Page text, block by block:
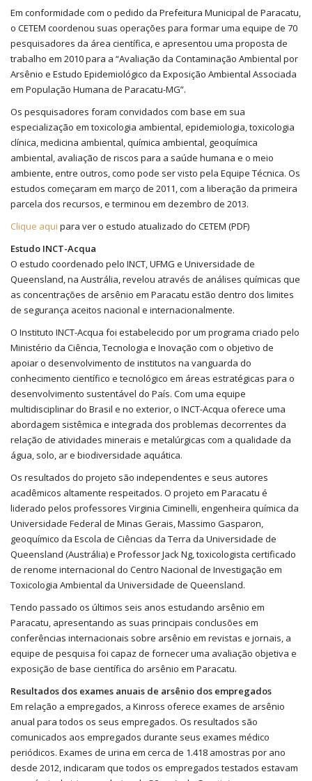
Em conformidade com o pedido da Prefeitura Municipal de Paracatu,
o CETEM coordenou suas operações para formar uma equipe de 70
pesquisadores da área científica, e apresentou uma proposta de
trabalho em 2010 para a “Avaliação da Contaminação Ambiental por
Arsênio e Estudo Epidemiológico da Exposição Ambiental Associada
em População Humana de Paracatu-MG”.
Os pesquisadores foram convidados com base em sua
especialização em toxicologia ambiental, epidemiologia, toxicologia
clínica, medicina ambiental, química ambiental, geoquímica
ambiental, avaliação de riscos para a saúde humana e o meio
ambiente, entre outros, como pode ser visto pela Equipe Técnica. Os
estudos começaram em março de 2011, com a liberação da primeira
parcela dos recursos, e terminou em dezembro de 2013.
Clique aqui para ver o estudo atualizado do CETEM (PDF)
Estudo INCT-Acqua
O estudo coordenado pelo INCT, UFMG e Universidade de
Queensland, na Austrália, revelou através de análises químicas que
as concentrações de arsênio em Paracatu estão dentro dos limites
de segurança aceitos nacional e internacionalmente.
O Instituto INCT-Acqua foi estabelecido por um programa criado pelo
Ministério da Ciência, Tecnologia e Inovação com o objetivo de
apoiar o desenvolvimento de institutos na vanguarda do
conhecimento científico e tecnológico em áreas estratégicas para o
desenvolvimento sustentável do País. Com uma equipe
multidisciplinar do Brasil e no exterior, o INCT-Acqua oferece uma
abordagem sistêmica e integrada dos problemas decorrentes da
relação de atividades minerais e metalúrgicas com a qualidade da
água, solo, ar e biodiversidade aquática.
Os resultados do projeto são independentes e seus autores
acadêmicos altamente respeitados. O projeto em Paracatu é
liderado pelos professores Virginia Ciminelli, engenheira química da
Universidade Federal de Minas Gerais, Massimo Gasparon,
geoquímico da Escola de Ciências da Terra da Universidade de
Queensland (Austrália) e Professor Jack Ng, toxicologista certificado
de renome internacional do Centro Nacional de Investigação em
Toxicologia Ambiental da Universidade de Queensland.
Tendo passado os últimos seis anos estudando arsênio em
Paracatu, apresentando as suas principais conclusões em
conferências internacionais sobre arsênio em revistas e jornais, a
equipe de pesquisa foi capaz de fornecer uma avaliação objetiva e
exposição de base científica do arsênio em Paracatu.
Resultados dos exames anuais de arsênio dos empregados
Em relação a empregados, a Kinross oferece exames de arsênio
anual para todos os seus empregados. Os resultados são
comunicados aos empregados durante seus exames médico
periódicos. Exames de urina em cerca de 1.418 amostras por ano
desde 2012, indicaram que todos os empregados testados estavam